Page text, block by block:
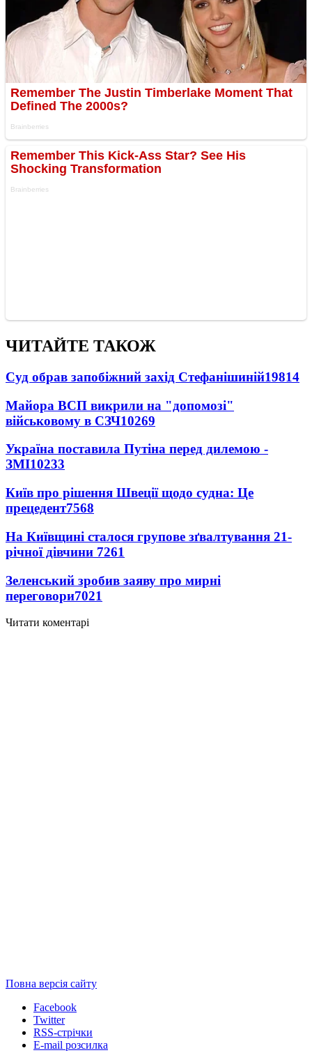
ЧИТАЙТЕ ТАКОЖ
Суд обрав запобіжний захід Стефанішиній19814
Майора ВСП викрили на "допомозі"
військовому в СЗЧ10269
Україна поставила Путіна перед дилемою -
ЗМІ10233
Київ про рішення Швеції щодо судна: Це
прецедент7568
На Київщині сталося групове зґвалтування 21-
річної дівчини 7261
Зеленський зробив заяву про мирні
переговори7021
Читати коментарі
Повна версія сайту
Facebook
Twitter
RSS-стрічки
E-mail розсилка